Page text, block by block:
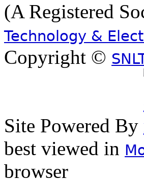
(A Registered
Technology &
Copyright ©
Site Powered By
best viewed in
browser